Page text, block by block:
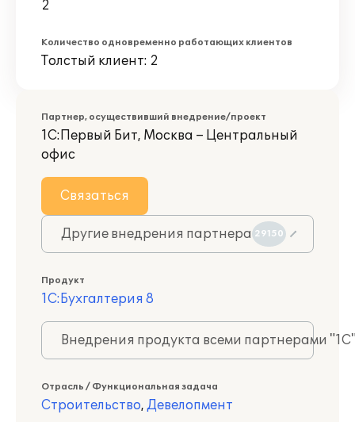
2
Количество одновременно работающих клиентов
Толстый клиент: 2
Партнер, осуществивший внедрение/проект
1С:Первый Бит, Москва – Центральный
офис
Связаться
Другие внедрения партнера 29150
Продукт
1С:Бухгалтерия 8
Внедрения продукта всеми партнерами
Отрасль / Функциональная задача
Строительство, Девелопмент